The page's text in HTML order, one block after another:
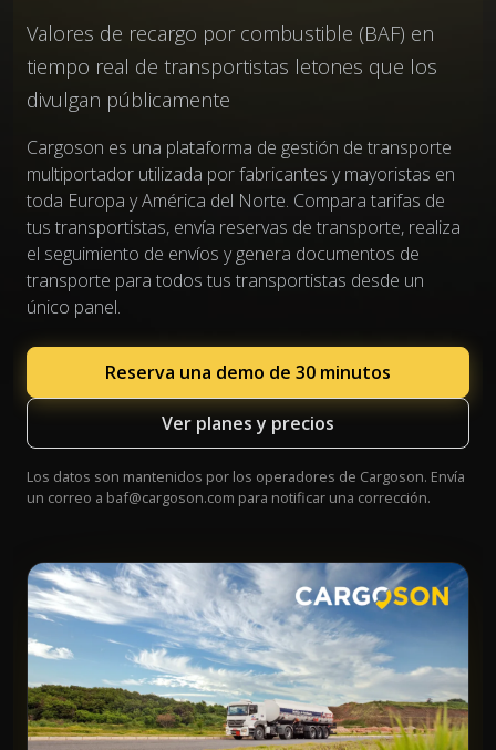
Valores de recargo por combustible (BAF) en
tiempo real de transportistas letones que los
divulgan públicamente
Cargoson es una plataforma de gestión de transporte
multiportador utilizada por fabricantes y mayoristas en
toda Europa y América del Norte. Compara tarifas de
tus transportistas, envía reservas de transporte, realiza
el seguimiento de envíos y genera documentos de
transporte para todos tus transportistas desde un
único panel.
Reserva una demo de 30 minutos
Ver planes y precios
Los datos son mantenidos por los operadores de Cargoson. Envía
un correo a baf@cargoson.com para notificar una corrección.